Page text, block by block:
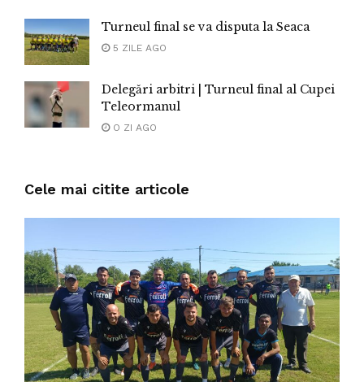
Turneul final se va disputa la Seaca
5 ZILE AGO
Delegări arbitri | Turneul final al Cupei
Teleormanul
O ZI AGO
Cele mai citite articole